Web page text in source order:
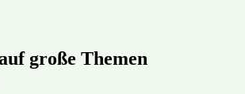
große Themen